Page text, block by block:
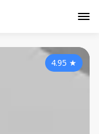
4.95 ★